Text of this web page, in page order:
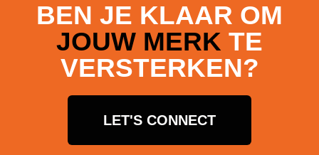
BEN JE KLAAR OM
JOUW MERK TE
VERSTERKEN?
LET'S CONNECT